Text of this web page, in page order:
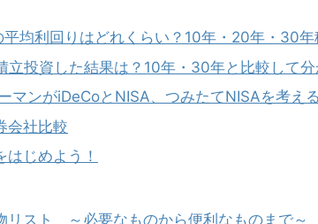
均利回りはどれくらい？10年・20年・30
投資した結果は？10年・30年と比較して分
マンがiDeCoとNISA、つみたてNISAを考える
会社比較
じめよう！
リスト ～必要なものから便利なものまで～